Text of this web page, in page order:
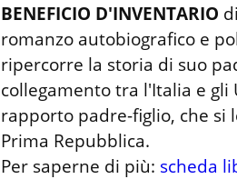
BENEFICIO D'INVENTARIO
romanzo autobiografico e
ripercorre la storia di suo
collegamento tra l'Italia e gli
rapporto padre-figlio, che si
Prima Repubblica.
Per saperne di più: scheda